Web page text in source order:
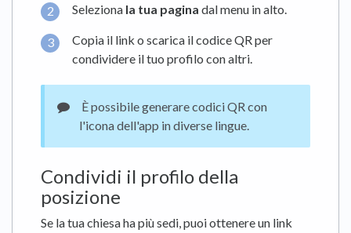
Seleziona la tua pagina dal menu in alto.
Copia il link o scarica il codice QR per
condividere il tuo profilo con altri.
È possibile generare codici QR con
l'icona dell'app in diverse lingue.
Condividi il profilo della
posizione
Se la tua chiesa ha più sedi, puoi ottenere un link